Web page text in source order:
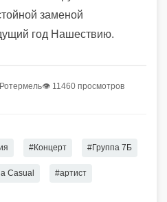
заменой
год Нашествию.
👁 11460 просмотров
#Концерт #Группа 7Б
Casual #артист